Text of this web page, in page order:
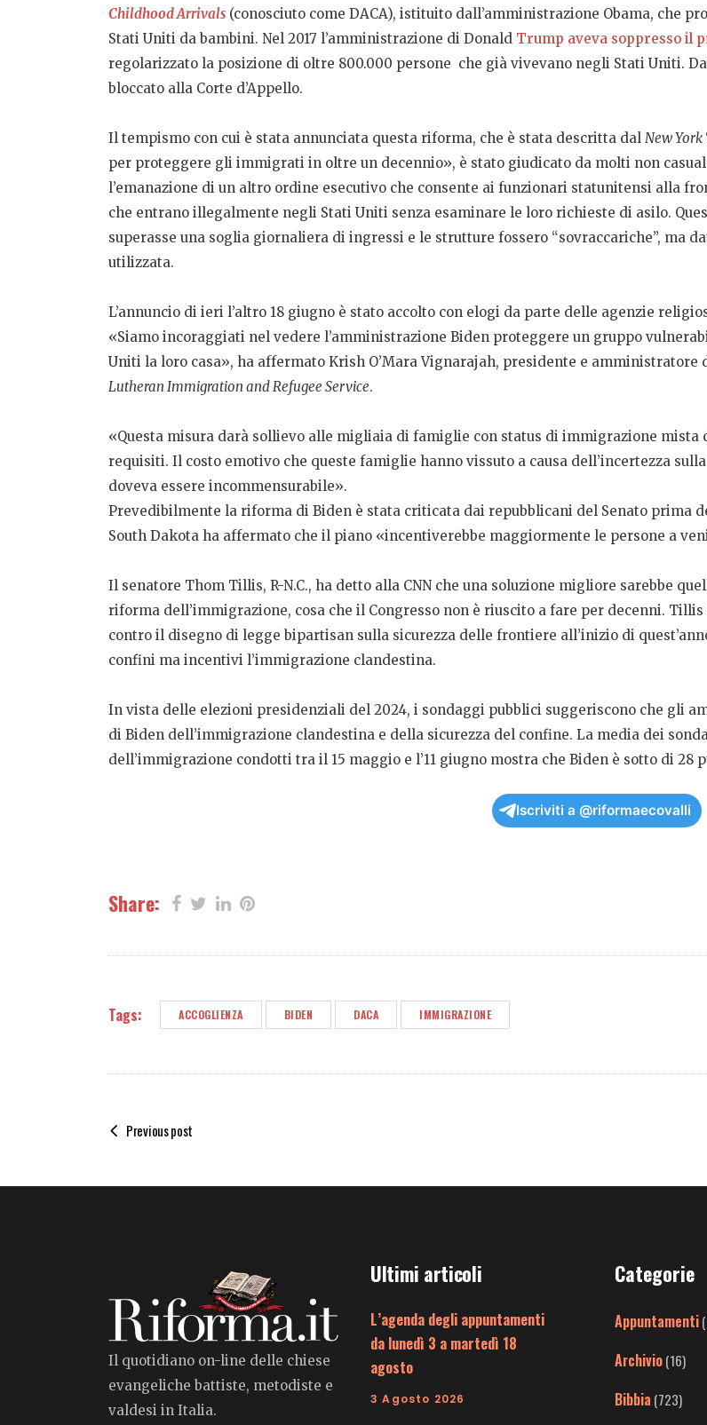
Childhood Arrivals (conosciuto come DACA), istituito dall’amministrazione Obama, che
Stati Uniti da bambini. Nel 2017 l’amministrazione di Donald Trump aveva soppresso il
regolarizzato la posizione di oltre 800.000 persone che già vivevano negli Stati Uniti.
bloccato alla Corte d’Appello.
Il tempismo con cui è stata annunciata questa riforma, che è stata descritta dal New York
per proteggere gli immigrati in oltre un decennio», è stato giudicato da molti non
l’emanazione di un altro ordine esecutivo che consente ai funzionari statunitensi alla
che entrano illegalmente negli Stati Uniti senza esaminare le loro richieste di asilo.
superasse una soglia giornaliera di ingressi e le strutture fossero “sovraccariche”, ma
utilizzata.
L’annuncio di ieri l’altro 18 giugno è stato accolto con elogi da parte delle agenzie
«Siamo incoraggiati nel vedere l’amministrazione Biden proteggere un gruppo
Uniti la loro casa», ha affermato Krish O’Mara Vignarajah, presidente e amministratore
Lutheran Immigration and Refugee Service.
«Questa misura darà sollievo alle migliaia di famiglie con status di immigrazione mista
requisiti. Il costo emotivo che queste famiglie hanno vissuto a causa dell’incertezza
doveva essere incommensurabile».
Prevedibilmente la riforma di Biden è stata criticata dai repubblicani del Senato prima
South Dakota ha affermato che il piano «incentiverebbe maggiormente le persone a
Il senatore Thom Tillis, R-N.C., ha detto alla CNN che una soluzione migliore sarebbe
riforma dell’immigrazione, cosa che il Congresso non è riuscito a fare per decenni.
contro il disegno di legge bipartisan sulla sicurezza delle frontiere all’inizio di
confini ma incentivi l’immigrazione clandestina.
In vista delle elezioni presidenziali del 2024, i sondaggi pubblici suggeriscono che gli
di Biden dell’immigrazione clandestina e della sicurezza del confine. La media dei
dell’immigrazione condotti tra il 15 maggio e l’11 giugno mostra che Biden è sotto di 28
Iscriviti a @riformaecovalli
Share:
Tags: ACCOGLIENZA BIDEN DACA IMMIGRAZIONE
Previous post
Il quotidiano on-line delle chiese
evangeliche battiste, metodiste e
valdesi in Italia.
Ultimi articoli
L’agenda degli appuntamenti
da lunedì 3 a martedì 18
agosto
3 Agosto 2026
Categorie
Appuntamenti
Archivio(16)
Bibbia (723)